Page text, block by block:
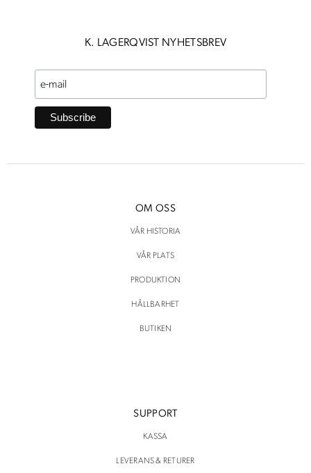
K. LAGERQVIST NYHETSBREV
OM OSS
VÅR HISTORIA
VÅR PLATS
PRODUKTION
HÅLLBARHET
BUTIKEN
SUPPORT
KASSA
LEVERANS & RETURER